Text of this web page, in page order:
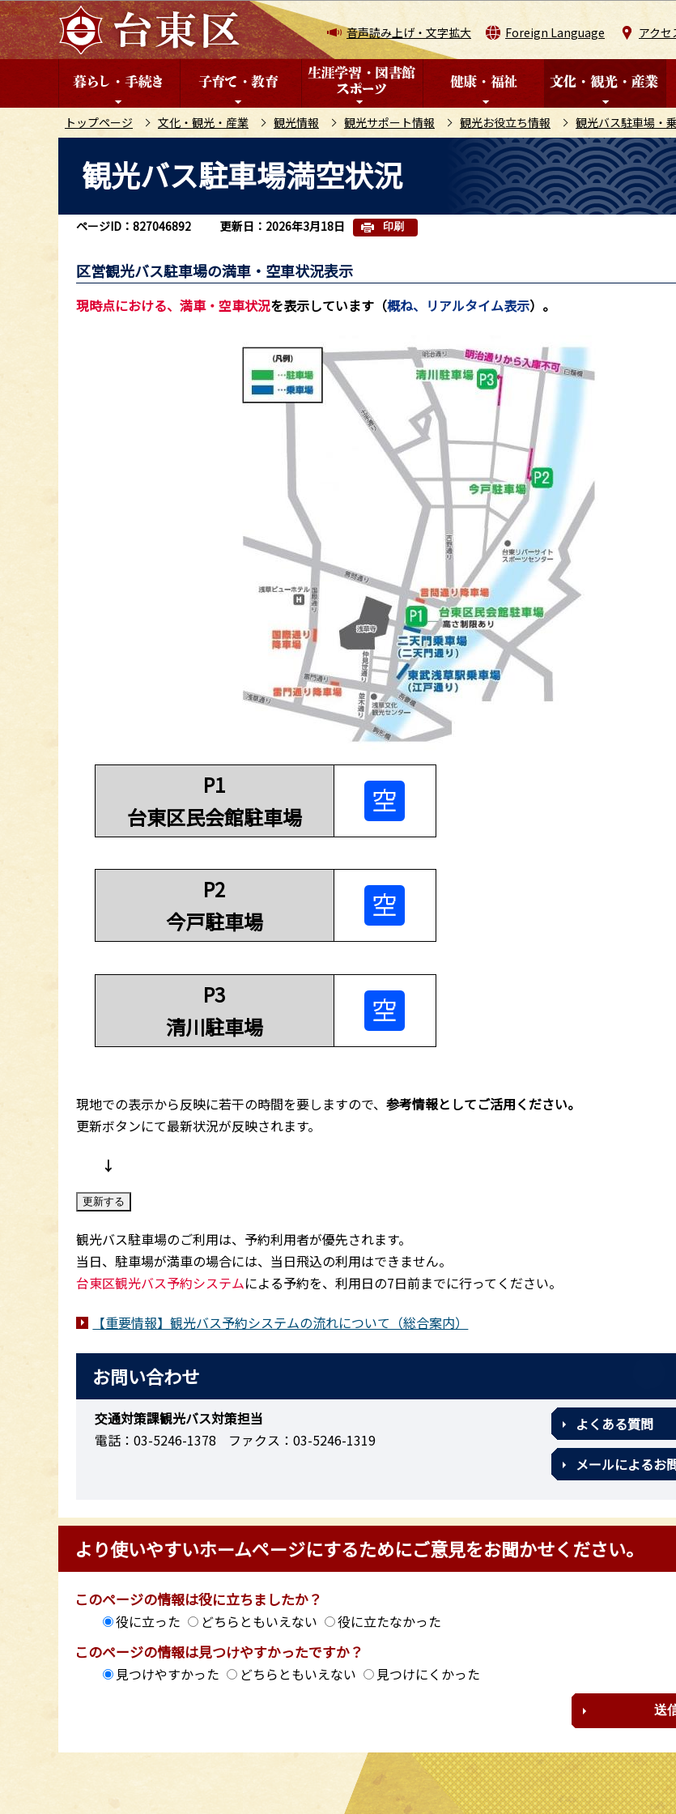
こ
の
ペ
音声読み上げ・文字拡大 Foreign Language アクセ
トップページ 文化・観光・産業 観光情報 観光サポート情報 観光お役立ち情報 観光バス駐車場・
こ
観光バス駐車場満空状況
ページID：827046892 更新日：2026年3月18日 印刷
区営観光バス駐車場の満車・空車状況表示
現時点における、満車・空車状況を表示しています（概ね、リアルタイム表示）。
P1
台東区民会館駐車場
P2
今戸駐車場
P3
清川駐車場
現地での表示から反映に若干の時間を要しますので、参考情報としてご活用ください。
更新ボタンにて最新状況が反映されます。
↓
観光バス駐車場のご利用は、予約利用者が優先されます。
当日、駐車場が満車の場合には、当日飛込の利用はできません。
台東区観光バス予約システムによる予約を、利用日の7日前までに行ってください。
【重要情報】観光バス予約システムの流れについて（総合案内）
お問い合わせ
交通対策課観光バス対策担当
電話：03-5246-1378
ファクス：03-5246-1319
よくある質問
メールによるお
より使いやすいホームページにするためにご意見をお聞かせください。
このページの情報は役に立ちましたか？
役に立った どちらともいえない 役に立たなかった
このページの情報は見つけやすかったですか？
見つけやすかった どちらともいえない 見つけにくかった